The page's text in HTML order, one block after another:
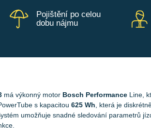
Pojištění po celou
dobu nájmu
má výkonný motor Bosch Performance Line,
s kapacitou 625 Wh , která je
umožňuje snadné sledování parametrů